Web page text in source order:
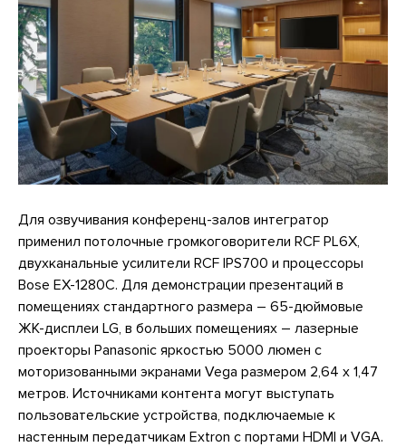
Для озвучивания конференц-залов интегратор
применил потолочные громкоговорители RCF PL6X,
двухканальные усилители RCF IPS700 и процессоры
Bose EX-1280C. Для демонстрации презентаций в
помещениях стандартного размера – 65-дюймовые
ЖК-дисплеи LG, в больших помещениях – лазерные
проекторы Panasonic яркостью 5000 люмен с
моторизованными экранами Vega размером 2,64 x 1,47
метров. Источниками контента могут выступать
пользовательские устройства, подключаемые к
настенным передатчикам Extron с портами HDMI и VGA.